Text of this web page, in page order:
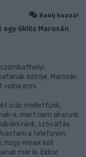
Szólj hozzá!
öklös Marosán
edzője, Marosán
volna enni.
srác mellettünk,
e, mert nem akarunk
ránk, szóváltás
a telefonon,
minek kell
már le. Ekkor